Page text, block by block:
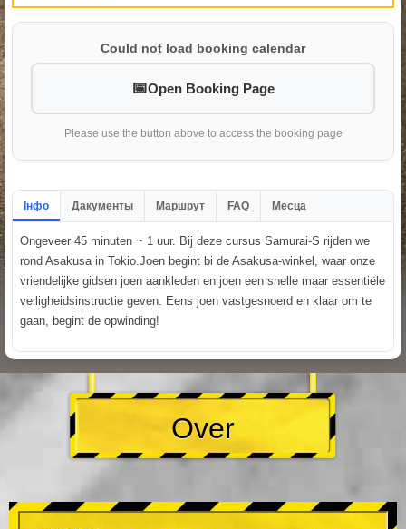
Could not load booking calendar
Open Booking Page
Please use the button above to access the booking page
Інфо Дакументы Маршрут FAQ Месца
Ongeveer 45 minuten ~ 1 uur. Bij deze cursus Samurai-S rijden we
rond Asakusa in Tokio.Joen begint bi de Asakusa-winkel, waar onze
vriendelijke gidsen joen aankleden en joen een snelle maar essentiële
veiligheidsinstructie geven. Eens joen vastgesnoerd en klaar om te
gaan, begint de opwinding!
Over